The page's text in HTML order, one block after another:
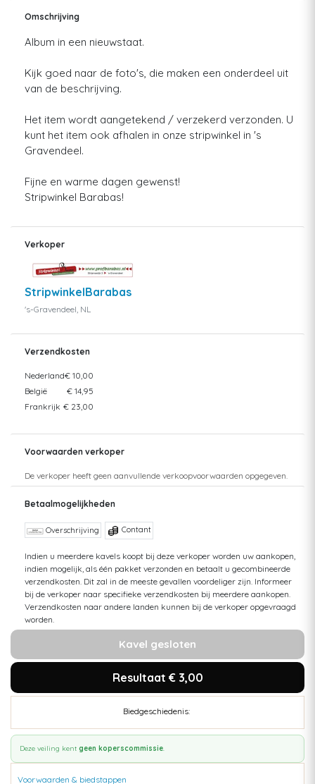
Omschrijving
Album in een nieuwstaat.
Kijk goed naar de foto's, die maken een onderdeel uit
van de beschrijving.
Het item wordt aangetekend / verzekerd verzonden. U
kunt het item ook afhalen in onze stripwinkel in 's
Gravendeel.
Fijne en warme dagen gewenst!
Stripwinkel Barabas!
Verkoper
StripwinkelBarabas
's-Gravendeel, NL
Verzendkosten
Nederland€ 10,00
België
€ 14,95
Frankrijk € 23,00
Voorwaarden verkoper
De verkoper heeft geen aanvullende verkoopvoorwaarden opgegeven.
Betaalmogelijkheden
Overschrijving Contant
Indien u meerdere kavels koopt bij deze verkoper worden uw aankopen,
indien mogelijk, als één pakket verzonden en betaalt u gecombineerde
verzendkosten. Dit zal in de meeste gevallen voordeliger zijn. Informeer
bij de verkoper naar specifieke verzendkosten bij meerdere aankopen.
Verzendkosten naar andere landen kunnen bij de verkoper opgevraagd
worden.
Kavel gesloten
Resultaat € 3,00
Biedgeschiedenis:
Deze veiling kent geen koperscommissie.
Voorwaarden & biedstappen